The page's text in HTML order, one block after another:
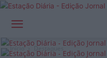
Início Destaques